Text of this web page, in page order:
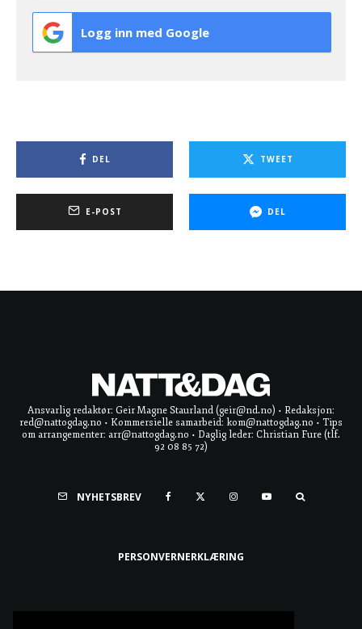
Logg inn med Google
DEL TWEET
E-POST DEL
Ansvarlig redaktør: Geir Magne Staurland (geir@nd.no) • Redaksjon:
red@nattogdag.no • Kommersielle samarbeid: kom@nattogdag.no • Tips
om arrangementer: arr@nattogdag.no • Daglig leder: Christian Fure (tlf.
92 08 85 72)
NYHETSBREV
PERSONVERNERKLÆRING